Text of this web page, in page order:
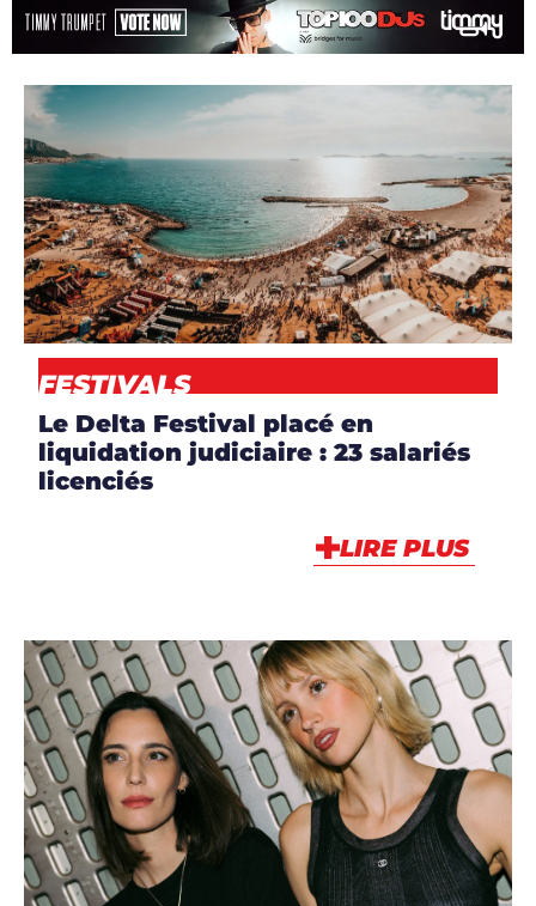
ARTICLES,ARTISTES,
CLIP, DJS NEWS
,
VIDÉO
VIDÉO
Solomun dévoile le film complet
de son live à l’Alexandra Palace
LIRE PLUS
DJ Mag en version francophone ! Présent dans une
vingtaine de pays, le magazine référence des DJ’s est
DJ Mag est une marque indissociable de l’actualité DJ
et clubbing, avec normalement la publication des
célèbres classements Top 100 et Top 100 Club.
Site réalisé parl’agence kult
DJ MAG à travers le
monde
TOUTE L'ACTUALITÉ